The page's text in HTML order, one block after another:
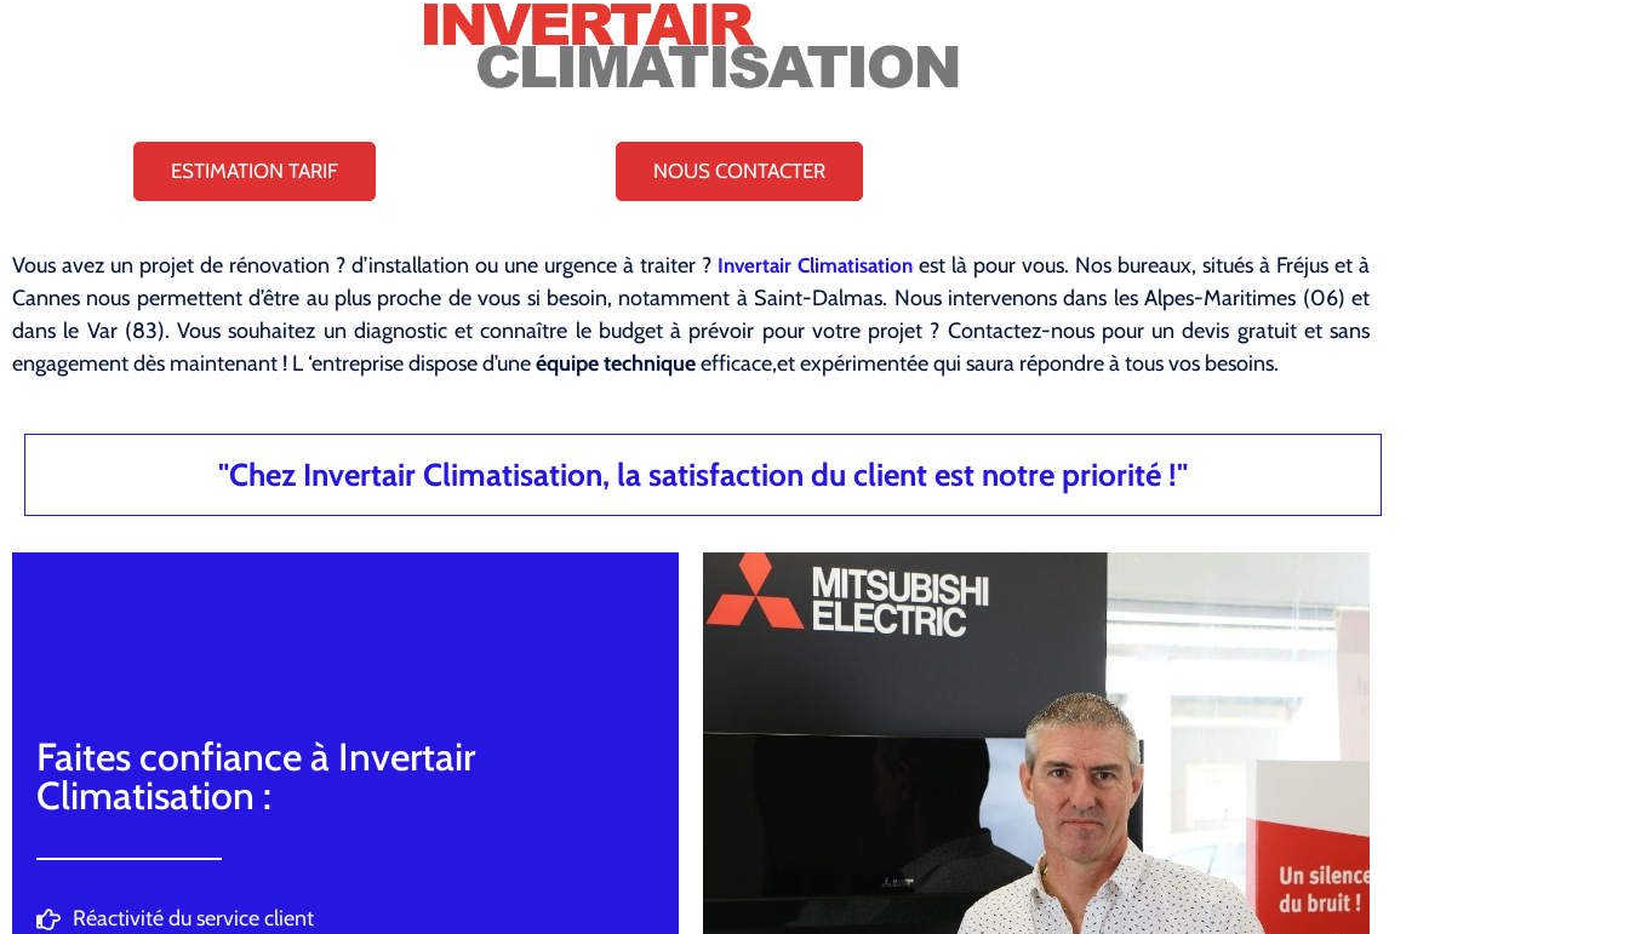
ESTIMATION TARIF NOUS CONTACTER
Vous avez un projet de rénovation ? d’installation ou une urgence à traiter ? Invertair Climatisation est là pour vous. Nos bureaux, situés à Fréjus et à
Cannes nous permettent d’être au plus proche de vous si besoin, notamment à Saint-Dalmas. Nous intervenons dans les Alpes-Maritimes (06) et
dans le Var (83). Vous souhaitez un diagnostic et connaître le budget à prévoir pour votre projet ? Contactez-nous pour un devis gratuit et sans
engagement dès maintenant ! L ‘entreprise dispose d’uneéquipe techniqueefficace,et expérimentée qui saura répondre à tous vos besoins.
"Chez Invertair Climatisation, la satisfaction du client est notre priorité !"
Faites confiance à Invertair
Climatisation :
Réactivité du service client